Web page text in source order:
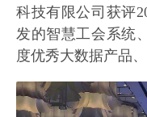
科技有限公司获评
发的智慧工会系统
度优秀大数据产品